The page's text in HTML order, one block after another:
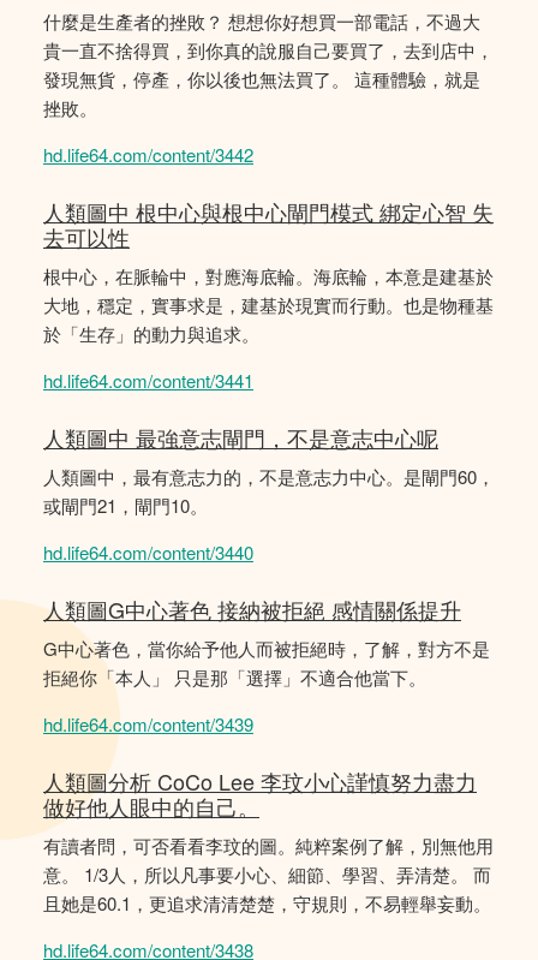
什麼是生產者的挫敗？ 想想你好想買一部電話，不過大
貴一直不捨得買，到你真的說服自己要買了，去到店中，
發現無貨，停產，你以後也無法買了。 這種體驗，就是
挫敗。
hd.life64.com/content/3442
人類圖中 根中心與根中心閘門模式 綁定心智 失
去可以性
根中心，在脈輪中，對應海底輪。海底輪，本意是建基於
大地，穩定，實事求是，建基於現實而行動。也是物種基
於「生存」的動力與追求。
hd.life64.com/content/3441
人類圖中 最強意志閘門，不是意志中心呢
人類圖中，最有意志力的，不是意志力中心。是閘門60，
或閘門21，閘門10。
hd.life64.com/content/3440
人類圖G中心著色 接納被拒絕 感情關係提升
G中心著色，當你給予他人而被拒絕時，了解，對方不是
拒絕你「本人」 只是那「選擇」不適合他當下。
hd.life64.com/content/3439
人類圖分析 CoCo Lee 李玟小心謹慎努力盡力
做好他人眼中的自己。
有讀者問，可否看看李玟的圖。純粹案例了解，別無他用
意。 1/3人，所以凡事要小心、細節、學習、弄清楚。 而
且她是60.1，更追求清清楚楚，守規則，不易輕舉妄動。
hd.life64.com/content/3438